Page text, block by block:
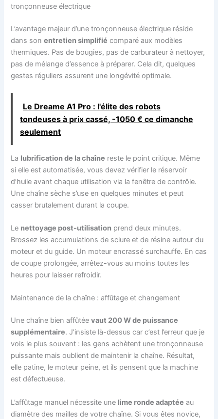
tronçonneuse électrique
L’avantage majeur d’une tronçonneuse électrique réside
dans sonentretien simplifié comparé aux modèles
thermiques. Pas de bougies, pas de carburateur à nettoyer,
pas de mélange d’essence à préparer. Cela dit, quelques
gestes réguliers assurent une longévité optimale.
Le Dreame A1 Pro : l'élite des robots
tondeuses à prix cassé, -1050 € ce dimanche
seulement
La lubrification de la chaîne reste le point critique. Même
si elle est automatisée, vous devez vérifier le réservoir
d’huile avant chaque utilisation via la fenêtre de contrôle.
Une chaîne sèche s’use en quelques minutes et peut
casser brutalement durant la coupe.
Le nettoyage post-utilisation prend deux minutes.
Brossez les accumulations de sciure et de résine autour du
moteur et du guide. Un moteur encrassé surchauffe. En cas
de coupe prolongée, arrêtez-vous au moins toutes les
heures pour laisser refroidir.
Maintenance de la chaîne : affûtage et changement
Une chaîne bien affûtéevaut 200 W de puissance
supplémentaire. J’insiste là-dessus car c’est l’erreur que je
vois le plus souvent : les gens achètent une tronçonneuse
puissante mais oublient de maintenir la chaîne. Résultat,
elle patine, le moteur peine, et ils pensent que la machine
est défectueuse.
L’affûtage manuel nécessite une lime ronde adaptée au
diamètre des mailles de votre chaîne. Si vous êtes novice,